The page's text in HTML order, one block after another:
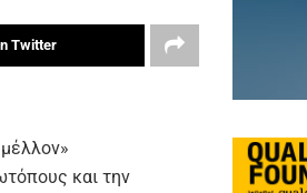
Twitter
και την